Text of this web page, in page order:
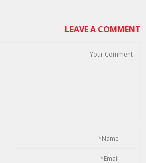
LEAVE A COMMENT